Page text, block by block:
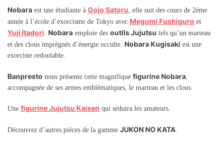
Nobara est une étudiante à Gojo Satoru, elle suit des cours de 2ème
année à l’école d’exorcisme de Tokyo avec Megumi Fushiguro et
Yuji Itadori. Nobara emploie des outils Jujutsu tels qu’un marteau
et des clous imprégnés d’énergie occulte. Nobara Kugisaki est une
exorciste redoutable.
Banpresto nous présente cette magnifique figurine Nobara
accompagnée de ses armes emblématiques, le marteau et les clous.
Une figurine Jujutsu Kaisen qui séduira les amateurs.
Découvrez d’autres pièces de la gamme JUKON NO KATA